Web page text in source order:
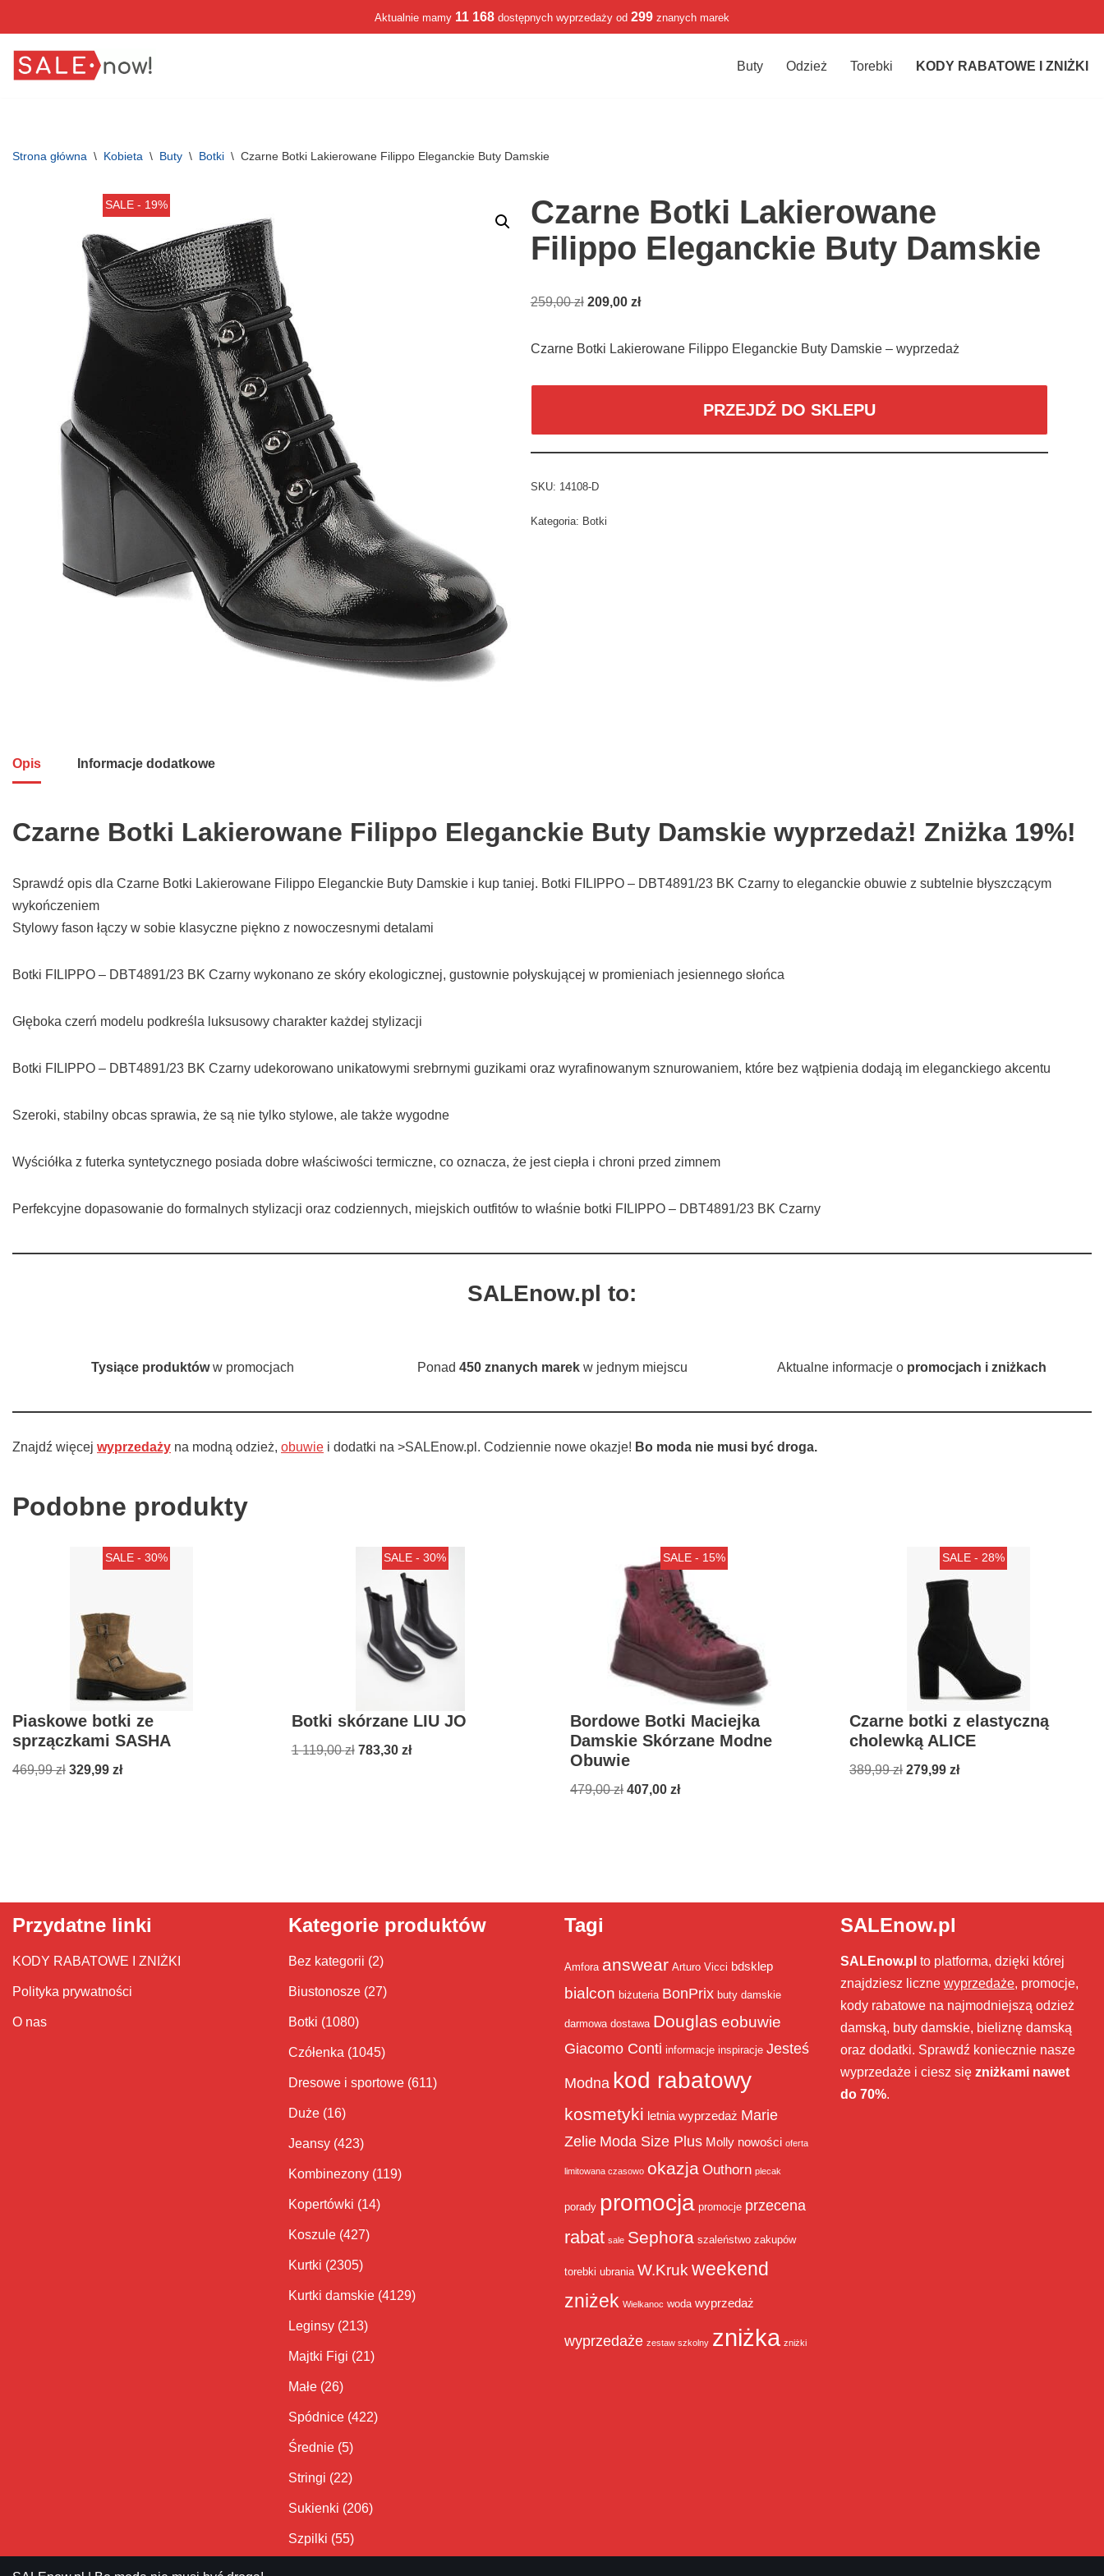
do
Aktualnie mamy 11 168 dostępnych wyprzedaży od 299 znanych marek
Buty Odzież Torebki KODY RABATOWE I ZNIŻKI
Strona główna \ Kobieta \ Buty \ Botki \ Czarne Botki Lakierowane Filippo Eleganckie Buty Damskie
SALE - 19%
Czarne Botki Lakierowane
Filippo Eleganckie Buty Damskie
259,00zł 209,00 zł
Czarne Botki Lakierowane Filippo Eleganckie Buty Damskie – wyprzedaż
PRZEJDŹ DO SKLEPU
SKU: 14108-D
Kategoria: Botki
Opis Informacje dodatkowe
Czarne Botki Lakierowane Filippo Eleganckie Buty Damskie wyprzedaż! Zniżka 19%!
Sprawdź opis dla Czarne Botki Lakierowane Filippo Eleganckie Buty Damskie i kup taniej. Botki FILIPPO – DBT4891/23 BK Czarny to eleganckie obuwie z subtelnie błyszczącym
wykończeniem
Stylowy fason łączy w sobie klasyczne piękno z nowoczesnymi detalami
Botki FILIPPO – DBT4891/23 BK Czarny wykonano ze skóry ekologicznej, gustownie połyskującej w promieniach jesiennego słońca
Głęboka czerń modelu podkreśla luksusowy charakter każdej stylizacji
Botki FILIPPO – DBT4891/23 BK Czarny udekorowano unikatowymi srebrnymi guzikami oraz wyrafinowanym sznurowaniem, które bez wątpienia dodają im eleganckiego akcentu
Szeroki, stabilny obcas sprawia, że są nie tylko stylowe, ale także wygodne
Wyściółka z futerka syntetycznego posiada dobre właściwości termiczne, co oznacza, że jest ciepła i chroni przed zimnem
Perfekcyjne dopasowanie do formalnych stylizacji oraz codziennych, miejskich outfitów to właśnie botki FILIPPO – DBT4891/23 BK Czarny
SALEnow.pl to:
Tysiące produktóww promocjach Ponad 450 znanych marekw jednym miejscu Aktualne informacje o promocjach i zniżkach
Znajdź więcej wyprzedaży na modną odzież, obuwie i dodatki na >SALEnow.pl. Codziennie nowe okazje! Bo moda nie musi być droga.
Podobne produkty
SALE - 30%
Piaskowe botki ze
sprzączkami SASHA
469,99zł 329,99 zł
SALE - 30%
Botki skórzane LIU JO
1 119,00zł 783,30 zł
SALE - 15%
Bordowe Botki Maciejka
Damskie Skórzane Modne
Obuwie
479,00zł 407,00zł
SALE - 28%
Czarne botki z elastyczną
cholewką ALICE
389,99zł 279,99 zł
Przydatne linki
KODY RABATOWE I ZNIŻKI
Polityka prywatności
O nas
Kategorie produktów
Bez kategorii (2)
Biustonosze (27)
Botki (1080)
Czółenka (1045)
Dresowe i sportowe (611)
Duże (16)
Jeansy (423)
Kombinezony (119)
Kopertówki (14)
Koszule (427)
Kurtki (2305)
Kurtki damskie (4129)
Leginsy (213)
Majtki Figi (21)
Małe (26)
Spódnice (422)
Średnie (5)
Stringi (22)
Sukienki (206)
Szpilki (55)
Tagi
Amfora answear Arturo Vicci bdsklep
bialcon biżuteria BonPrix buty damskie
darmowa dostawa Douglas eobuwie
Giacomo Conti informacje inspiracje Jesteś
Modna kod rabatowy
kosmetyki letnia wyprzedaż Marie
Zelie Moda Size Plus Molly nowości oferta
limitowana czasowo okazja Outhorn plecak
porady promocja promocje przecena
rabat sale Sephora szaleństwo zakupów
torebki ubrania W.Kruk weekend
zniżek Wielkanoc woda wyprzedaż
wyprzedaże zestaw szkolny zniżka zniżki
SALEnow.pl
SALEnow.pl to platforma, dzięki której
znajdziesz liczne wyprzedaże, promocje,
kody rabatowe na najmodniejszą odzież
damską, buty damskie, bieliznę damską
oraz dodatki. Sprawdź koniecznie nasze
wyprzedaże i ciesz się zniżkami nawet
do 70%.